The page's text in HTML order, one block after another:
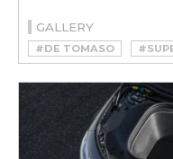
GALLERY
#DE TOMASO